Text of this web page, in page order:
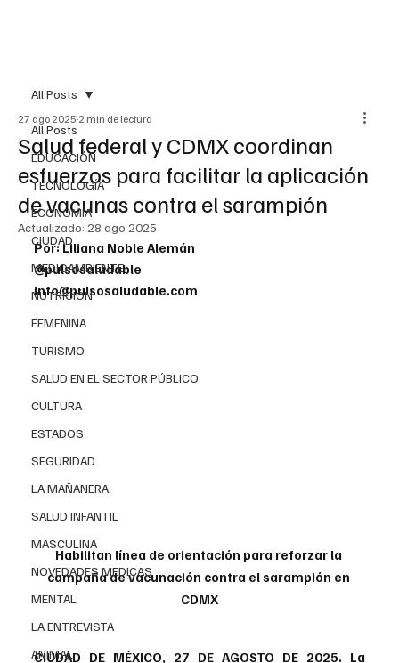
All Posts
EDUCACIÓN
TECNOLOGÍA
ECONOMÍA
CIUDAD
MEDIOAMBIENTE
NUTRICIÓN
FEMENINA
TURISMO
SALUD EN EL SECTOR PÚBLICO
CULTURA
ESTADOS
SEGURIDAD
LA MAÑANERA
SALUD INFANTIL
MASCULINA
NOVEDADES MEDICAS
MENTAL
LA ENTREVISTA
ANIMAL
All Posts
Salud federal y CDMX coordinan
esfuerzos para facilitar la aplicación
de vacunas contra el sarampión
27 ago 2025 2 min de lectura
Actualizado: 28 ago 2025
Por: Liliana Noble Alemán
@pulsosaludable
info@pulsosaludable.com
Habilitan línea de orientación para reforzar la
campaña de vacunación contra el sarampión en
CDMX
CIUDAD DE MÉXICO, 27 DE AGOSTO DE 2025. La